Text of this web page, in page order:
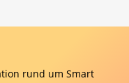
rund um Smart